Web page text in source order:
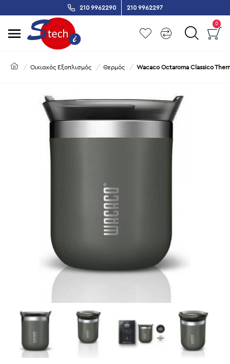
210 9962290 210 9962297
0
Οικιακός Εξοπλισμός Θερμός Wacaco Octaroma Classico